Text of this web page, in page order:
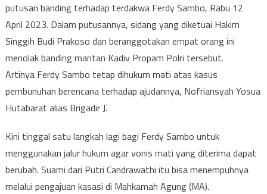
putusan banding terhadap terdakwa Ferdy Sambo, Rabu 12
April 2023. Dalam putusannya, sidang yang diketuai Hakim
Singgih Budi Prakoso dan beranggotakan empat orang ini
menolak banding mantan Kadiv Propam Polri tersebut.
Artinya Ferdy Sambo tetap dihukum mati atas kasus
pembunuhan berencana terhadap ajudannya, Nofriansyah Yosua
Hutabarat alias Brigadir J.
Kini tinggal satu langkah lagi bagi Ferdy Sambo untuk
menggunakan jalur hukum agar vonis mati yang diterima dapat
berubah. Suami dari Putri Candrawathi itu bisa menempuhnya
melalui pengajuan kasasi di Mahkamah Agung (MA).